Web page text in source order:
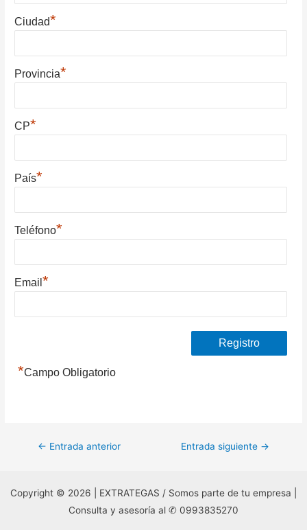
Ciudad*
Provincia*
CP*
País*
Teléfono*
Email*
*Campo Obligatorio
Navegación
entradas
← Entrada anterior Entrada siguiente →
Copyright © 2026 | EXTRATEGAS / Somos parte de tu empresa |
Consulta y asesoría al ✆ 0993835270